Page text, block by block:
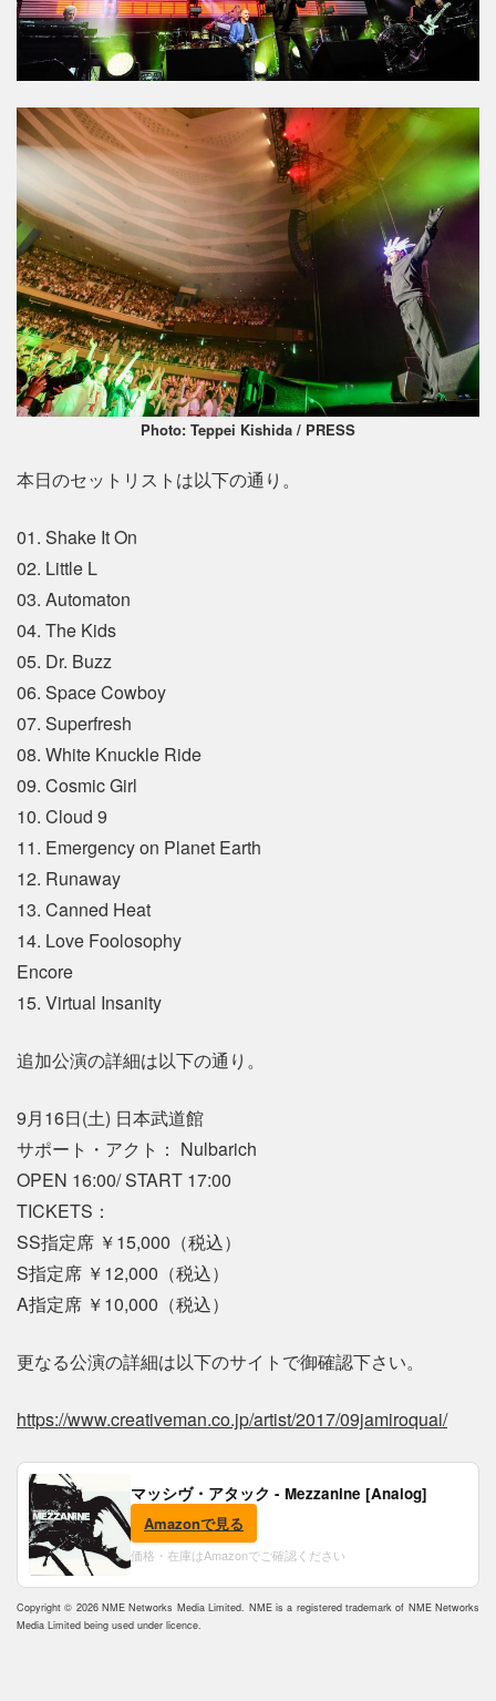
Photo: Teppei Kishida / PRESS
本日のセットリストは以下の通り。
01. Shake It On
02. Little L
03. Automaton
04. The Kids
05. Dr. Buzz
06. Space Cowboy
07. Superfresh
08. White Knuckle Ride
09. Cosmic Girl
10. Cloud 9
11. Emergency on Planet Earth
12. Runaway
13. Canned Heat
14. Love Foolosophy
Encore
15. Virtual Insanity
追加公演の詳細は以下の通り。
9月16日(土) 日本武道館
サポート・アクト： Nulbarich
OPEN 16:00/ START 17:00
TICKETS：
SS指定席 ￥15,000（税込）
S指定席 ￥12,000（税込）
A指定席 ￥10,000（税込）
更なる公演の詳細は以下のサイトで御確認下さい。
https://www.creativeman.co.jp/artist/2017/09jamiroquai/
マッシヴ・アタック - Mezzanine [Analog]
Amazonで見る
価格・在庫はAmazonでご確認ください
Copyright © 2026 NME Networks Media Limited. NME is a registered trademark of NME Networks
Media Limited being used under licence.